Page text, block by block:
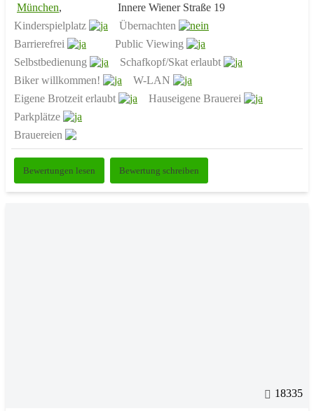
München,
Innere Wiener Straße 19
Kinderspielplatz
Übernachten
Barrierefrei
Public Viewing
Selbstbedienung
Schafkopf/Skat erlaubt
Biker willkommen!
W-LAN
Eigene Brotzeit erlaubt
Hauseigene Brauerei
Parkplätze
Brauereien
Bewertungen lesen Bewertung schreiben
18335